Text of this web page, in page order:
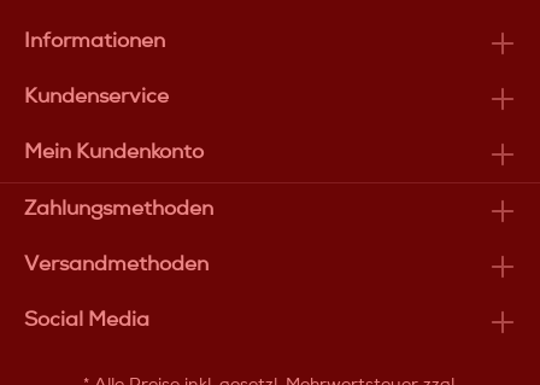
Informationen
Kundenservice
Mein Kundenkonto
Zahlungsmethoden
Versandmethoden
Social Media